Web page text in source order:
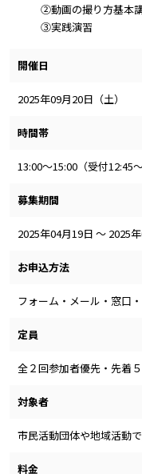
②動画の撮り方基本
③実践演習
開催日
2025年09月20日（土）
時間帯
13:00～15:00（受付12:45～
募集期間
2025年04月19日 ～ 2025
お申込方法
フォーム・メール・窓口
定員
全２回参加者優先・先着
対象者
市民活動団体や地域活動
料金